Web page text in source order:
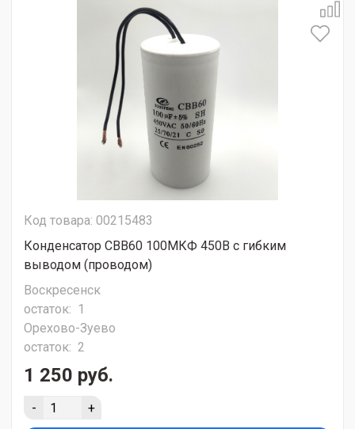
Код товара: 00215483
Конденсатор CBB60 100МКФ 450В с гибким
выводом (проводом)
Воскресенск
остаток: 1
Орехово-Зуево
остаток: 2
1 250 руб.
- +